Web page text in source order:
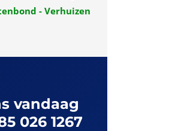
- Verhuizen
vandaag
026 1267